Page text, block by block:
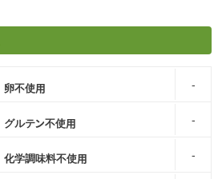
卵不使用 -
グルテン不使用 -
化学調味料不使用 -